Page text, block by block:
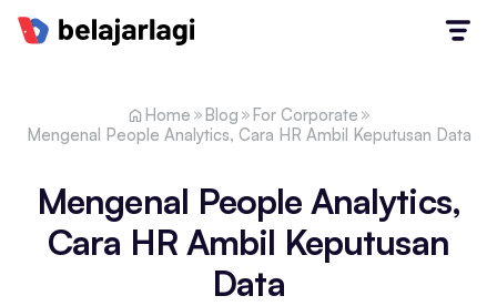
Home Blog
For Corporate
Mengenal People Analytics, Cara HR Ambil Keputusan Data
Mengenal People Analytics,
Cara HR Ambil Keputusan
Data